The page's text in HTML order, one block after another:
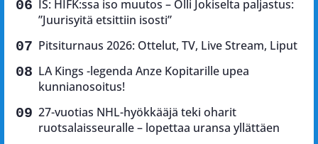
IS: HIFK:ssa iso muutos – Olli Jokiselta paljastus:
”Juurisyitä etsittiin isosti”
Pitsiturnaus 2026: Ottelut, TV, Live Stream, Liput
LA Kings -legenda Anze Kopitarille upea
kunnianosoitus!
27-vuotias NHL-hyökkääjä teki oharit
ruotsalaisseuralle – lopettaa uransa yllättäen